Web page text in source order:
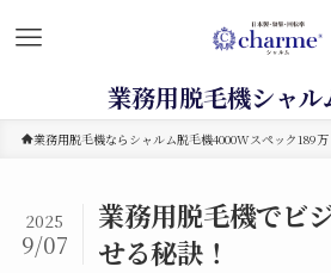
業務用脱毛機シャ
業務用脱毛機ならシャルム脱毛機4000Wスペック189
業務用脱毛機でビ
せる秘訣！
2025
9/07